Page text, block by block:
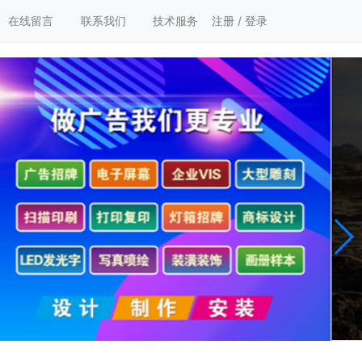
在线留言 联系我们 技术服务 注册 / 登录